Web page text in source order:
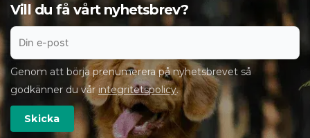
Vill du få vårt nyhetsbrev?
Genom att börja prenumerera på nyhetsbrevet så
godkänner du vår integritetspolicy.